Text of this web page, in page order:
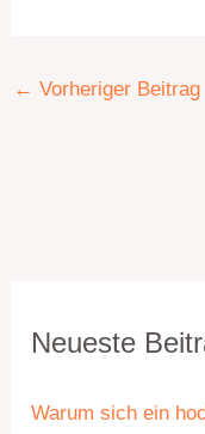
← Vorheriger Beitrag
Neueste
Warum sich ein
a
e
r
h